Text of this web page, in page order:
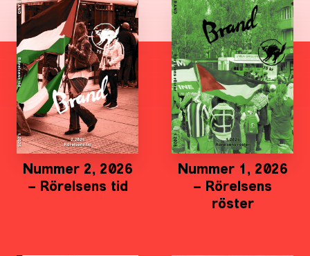
Nummer 2, 2026
– Rörelsens tid
Nummer 1, 2026
– Rörelsens
röster